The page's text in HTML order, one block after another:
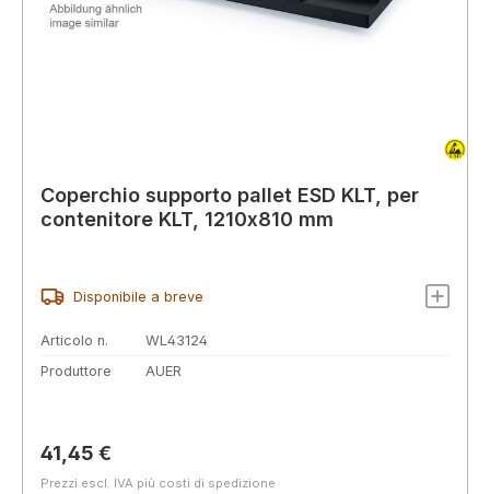
Coperchio supporto pallet ESD KLT, per
contenitore KLT, 1210x810 mm
Disponibile a breve
Articolo n.
WL43124
Produttore
AUER
Prezzo normale:
41,45 €
Prezzi escl. IVA più costi di spedizione